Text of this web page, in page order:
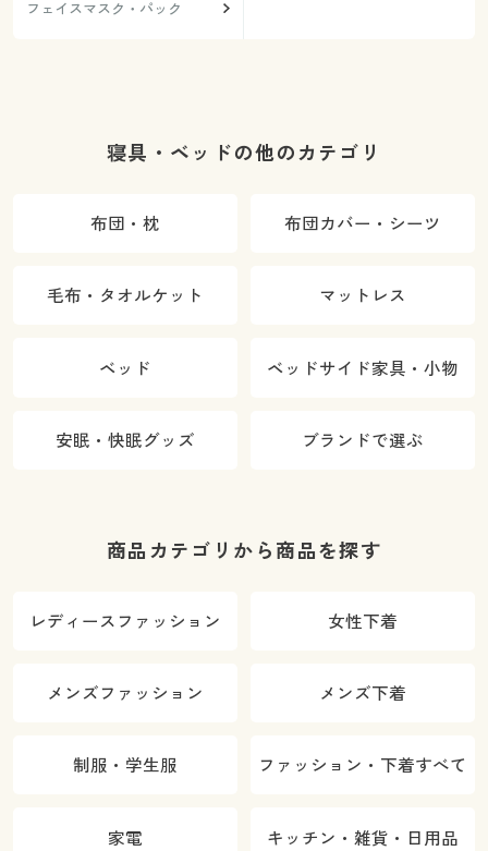
フェイスマスク・パック
寝具・ベッドの他のカテゴリ
布団・枕 布団カバー・シーツ
毛布・タオルケット マットレス
ベッド ベッドサイド家具・小物
安眠・快眠グッズ ブランドで選ぶ
商品カテゴリから商品を探す
レディースファッション 女性下着
メンズファッション メンズ下着
制服・学生服 ファッション・下着すべて
家電 キッチン・雑貨・日用品